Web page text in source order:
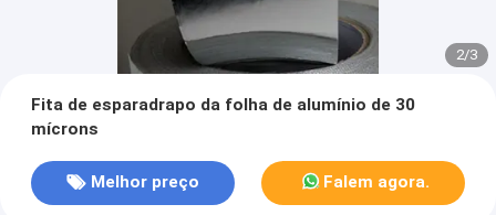
2/3
Fita de esparadrapo da folha de alumínio de 30
mícrons
Melhor preço Falem agora.